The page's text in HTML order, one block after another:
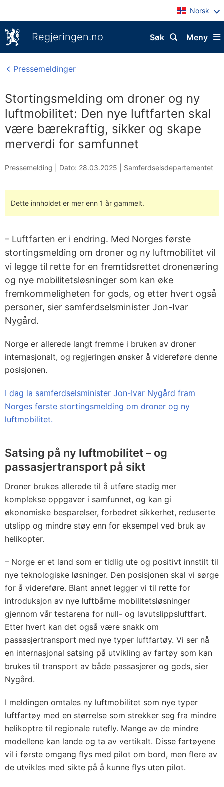
Norsk
Regjeringen.no Meny
Søk
Pressemeldinger
Stortingsmelding om droner og ny
luftmobilitet: Den nye luftfarten skal
være bærekraftig, sikker og skape
merverdi for samfunnet
Pressemelding | Dato: 28.03.2025 Samferdselsdepartementet
Dette innholdet er mer enn 1 år gammelt.
– Luftfarten er i endring. Med Norges første
stortingsmelding om droner og ny luftmobilitet vil
vi legge til rette for en fremtidsrettet dronenæring
og nye mobilitetsløsninger som kan øke
fremkommeligheten for gods, og etter hvert også
personer, sier samferdselsminister Jon-Ivar
Nygård.
Norge er allerede langt fremme i bruken av droner
internasjonalt, og regjeringen ønsker å videreføre denne
posisjonen.
I dag la samferdselsminister Jon-Ivar Nygård fram
Norges første stortingsmelding om droner og ny
luftmobilitet.
Satsing på ny luftmobilitet – og
passasjertransport på sikt
Droner brukes allerede til å utføre stadig mer
komplekse oppgaver i samfunnet, og kan gi
økonomiske besparelser, forbedret sikkerhet, reduserte
utslipp og mindre støy enn for eksempel ved bruk av
helikopter.
– Norge er et land som er tidlig ute og positivt innstilt til
nye teknologiske løsninger. Den posisjonen skal vi sørge
for å videreføre. Blant annet legger vi til rette for
introduksjon av nye luftbårne mobilitetsløsninger
gjennom vår testarena for null- og lavutslippsluftfart.
Etter hvert kan det også være snakk om
passasjertransport med nye typer luftfartøy. Vi ser nå
en internasjonal satsing på utvikling av fartøy som kan
brukes til transport av både passasjerer og gods, sier
Nygård.
I meldingen omtales ny luftmobilitet som nye typer
luftfartøy med en størrelse som strekker seg fra mindre
helikoptre til regionale rutefly. Mange av de mindre
modellene kan lande og ta av vertikalt. Disse fartøyene
vil i første omgang flys med pilot om bord, men flere av
de utvikles med sikte på å kunne flys uten pilot.